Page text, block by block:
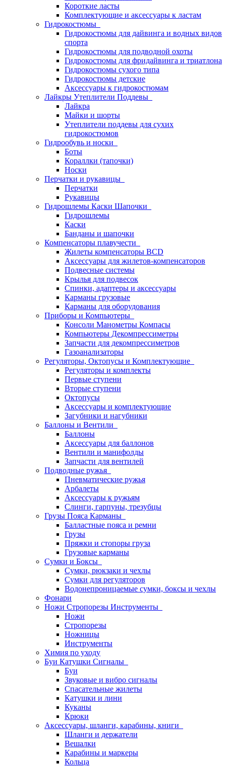
Короткие ласты
Комплектующие и аксессуары к ластам
Гидрокостюмы
Гидрокостюмы для дайвинга и водных видов
спорта
Гидрокостюмы для подводной охоты
Гидрокостюмы для фридайвинга и триатлона
Гидрокостюмы сухого типа
Гидрокостюмы детские
Аксессуары к гидрокостюмам
Лайкры Утеплители Поддевы
Лайкра
Майки и шорты
Утеплители поддевы для сухих
гидрокостюмов
Гидрообувь и носки
Боты
Кораллки (тапочки)
Носки
Перчатки и рукавицы
Перчатки
Рукавицы
Гидрошлемы Каски Шапочки
Гидрошлемы
Каски
Банданы и шапочки
Компенсаторы плавучести
Жилеты компенсаторы BCD
Аксессуары для жилетов-компенсаторов
Подвесные системы
Крылья для подвесок
Спинки, адаптеры и аксессуары
Карманы грузовые
Карманы для оборудования
Приборы и Компьютеры
Консоли Манометры Компасы
Компьютеры Декомпрессиметры
Запчасти для декомпрессиметров
Газоанализаторы
Регуляторы, Октопусы и Комплектующие
Регуляторы и комплекты
Первые ступени
Вторые ступени
Октопусы
Аксессуары и комплектующие
Загубники и нагубники
Баллоны и Вентили
Баллоны
Аксессуары для баллонов
Вентили и манифолды
Запчасти для вентилей
Подводные ружья
Пневматические ружья
Арбалеты
Аксессуары к ружьям
Слинги, гарпуны, трезубцы
Грузы Пояса Карманы
Балластные пояса и ремни
Грузы
Пряжки и стопоры груза
Грузовые карманы
Сумки и Боксы
Сумки, рюкзаки и чехлы
Сумки для регуляторов
Водонепроницаемые сумки, боксы и чехлы
Фонари
Ножи Стропорезы Инструменты
Ножи
Стропорезы
Ножницы
Инструменты
Химия по уходу
Буи Катушки Сигналы
Буи
Звуковые и вибро сигналы
Спасательные жилеты
Катушки и лини
Куканы
Крюки
Аксессуары, шланги, карабины, книги
Шланги и держатели
Вешалки
Карабины и маркеры
Кольца